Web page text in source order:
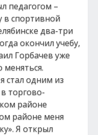
педагогом –
в спортивной
два-три
окончил учебу,
Горбачев уже
меняться.
стал одним из
торгово-
районе
районе меня
Я открыл